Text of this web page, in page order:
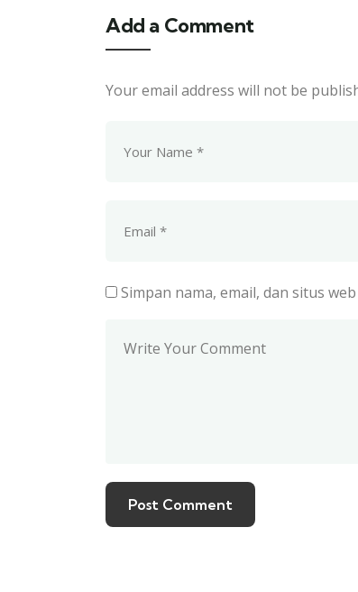
Add a Comment
Your email address will not be
Simpan nama, email, dan situs